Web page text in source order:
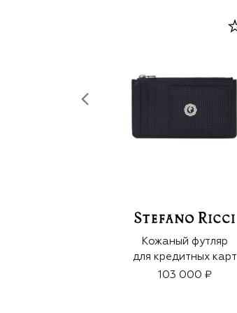
Кожаный футляр
для кредитных карт
103 000 ₽